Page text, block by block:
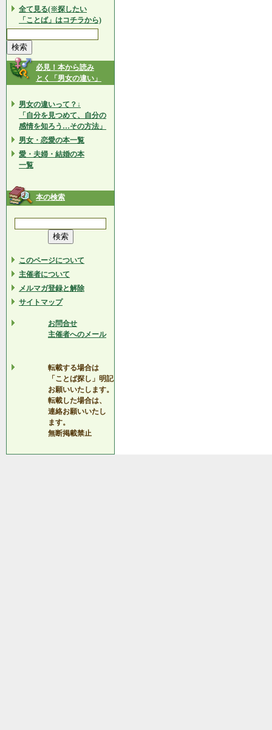
全て見る(※探したい
「ことば」はコチラから)
必見！本から読み
とく「男女の違い」
男女の違いって？↓
「自分を見つめて、自分の
感情を知ろう…その方法」
男女・恋愛の本一覧
愛・夫婦・結婚の本
一覧
本の検索
このページについて
主催者について
メルマガ登録と解除
サイトマップ
お問合せ
主催者へのメール
転載する場合は
「ことば探し」明記
お願いいたします。
転載した場合は、
連絡お願いいたし
ます。
無断掲載禁止